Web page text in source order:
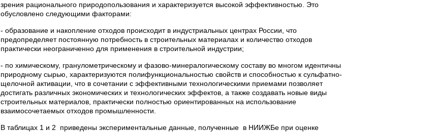
зрения рационального природопользования и характеризуется высокой эффективностью. Это
обусловлено следующими факторами:
- образование и накопление отходов происходит в индустриальных центрах России, что
предопределяет постоянную потребность в строительных материалах и количество отходов
практически неограниченно для применения в строительной индустрии;
- по химическому, гранулометрическому и фазово-минералогическому составу во многом идентичны
природному сырью, характеризуются полифункциональностью свойств и способностью к сульфатно-
щелочной активации, что в сочетании с эффективными технологическими приемами позволяет
достигать различных экономических и технологических эффектов, а также создавать новые виды
строительных материалов, практически полностью ориентированных на использование
взаимосочетаемых отходов промышленности.
В таблицах 1 и 2 приведены экспериментальные данные, полученные в НИИЖБе при оценке